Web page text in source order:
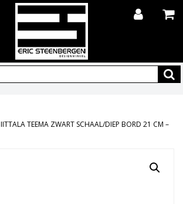
IITTALA TEEMA ZWART SCHAAL/DIEP BORD 21 CM –